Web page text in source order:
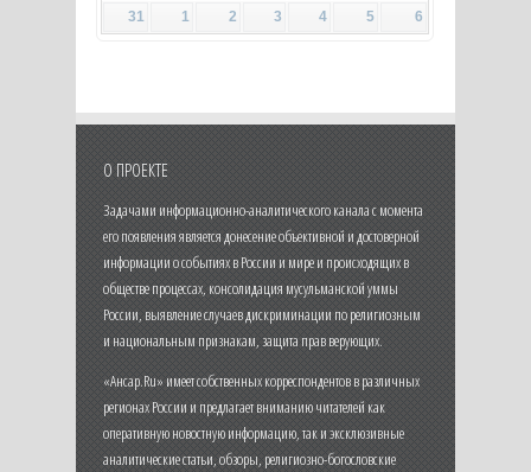
31
1 2 3 4 5 6
О ПРОЕКТЕ
Задачами информационно-аналитического канала с момента
его появления является донесение объективной и достоверной
информации о событиях в России и мире и происходящих в
обществе процессах, консолидация мусульманской уммы
России, выявление случаев дискриминации по религиозным
и национальным признакам, защита прав верующих.
«Ансар.Ru» имеет собственных корреспондентов в различных
регионах России и предлагает вниманию читателей как
оперативную новостную информацию, так и эксклюзивные
аналитические статьи, обзоры, религиозно-богословские